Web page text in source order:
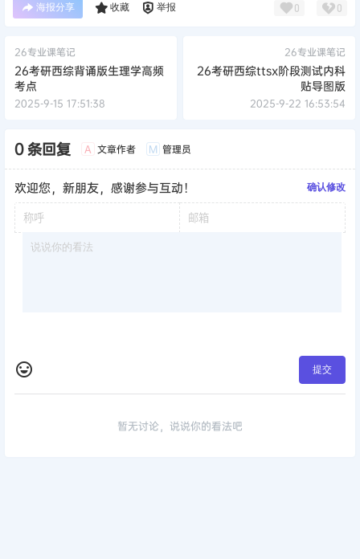
海报分享 收藏 举报 0 0
26专业课笔记
26考研西综背诵版生理学高频
考点
2025-9-15 17:51:38
26专业课笔记
26考研西综ttsx阶段测试内科
贴导图版
2025-9-22 16:53:54
0 条回复 A 文章作者 M 管理员
欢迎您，新朋友，感谢参与互动！ 确认修改
提交
暂无讨论，说说你的看法吧